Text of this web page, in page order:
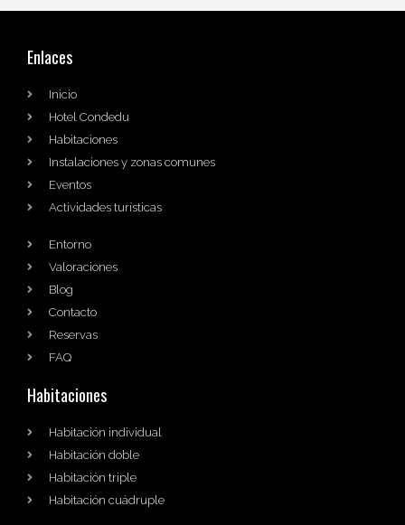
Enlaces
Inicio
Hotel Condedu
Habitaciones
Instalaciones y zonas comunes
Eventos
Actividades turísticas
Entorno
Valoraciones
Blog
Contacto
Reservas
FAQ
Habitaciones
Habitación individual
Habitación doble
Habitación triple
Habitación cuádruple